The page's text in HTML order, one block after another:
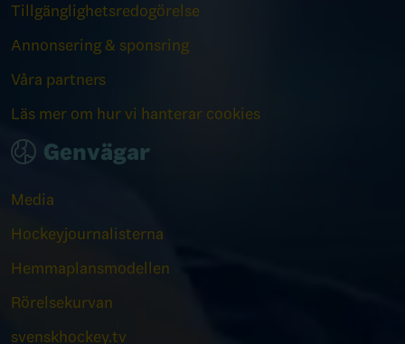
Tillgänglighetsredogörelse
Annonsering & sponsring
Våra partners
Läs mer om hur vi hanterar cookies
Genvägar
Media
Hockeyjournalisterna
Hemmaplansmodellen
Rörelsekurvan
svenskhockey.tv